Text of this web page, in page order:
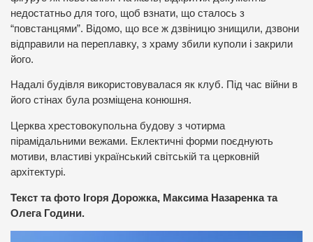
недостатньо для того, щоб взнати, що сталось з
“повстанцями”. Відомо, що все ж дзвіницю знищили, дзвони
відправили на переплавку, з храму збили куполи і закрили
його.
Надалі будівля використовувалася як клуб. Під час війни в
його стінах була розміщена конюшня.
Церква хрестовокупольна будову з чотирма
пірамідальними вежами. Еклектичні форми поєднують
мотиви, властиві український світській та церковній
архітектурі.
Текст та фото Ігоря Дорожка, Максима Назаренка та
Олега Години.